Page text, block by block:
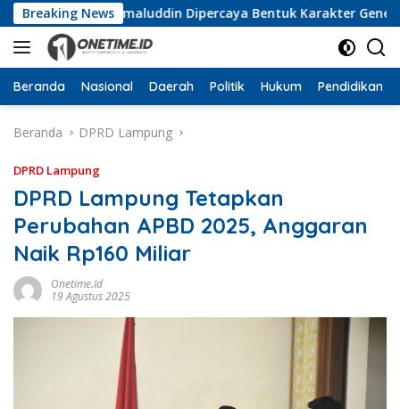
Langsung
ke
konten
Breaking News
Wan Jamaluddin Dipercaya Bentuk Karakter Generasi Muda
Beranda Nasional Daerah Politik Hukum Pendidikan
Beranda DPRD Lampung
DPRD Lampung
DPRD Lampung Tetapkan
Perubahan APBD 2025, Anggaran
Naik Rp160 Miliar
Onetime.id
19 Agustus 2025